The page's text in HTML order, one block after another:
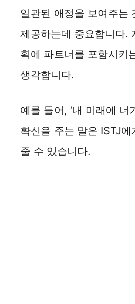
일관된 애정을 보여주는
제공하는데 중요합니다.
획에 파트너를 포함시키
생각합니다.
예를 들어, ‘내 미래에 너
확신을 주는 말은 ISTJ
줄 수 있습니다.